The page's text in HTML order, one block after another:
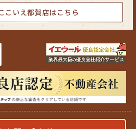
関して、お客さまご自身の情報の開示をご
で回答いたします。
関して、お客さまご自身の情報の利用停止
には、お申し出いただいた方がご本人であ
な期間及び範囲で利用停止又は消去をいた
を利用停止または消去した場合、不本意な
こいえ都賀店はこちら